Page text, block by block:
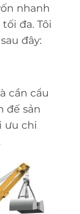
nhanh
đa. Tôi
đây:
cần cẩu
đế sản
ưu chi